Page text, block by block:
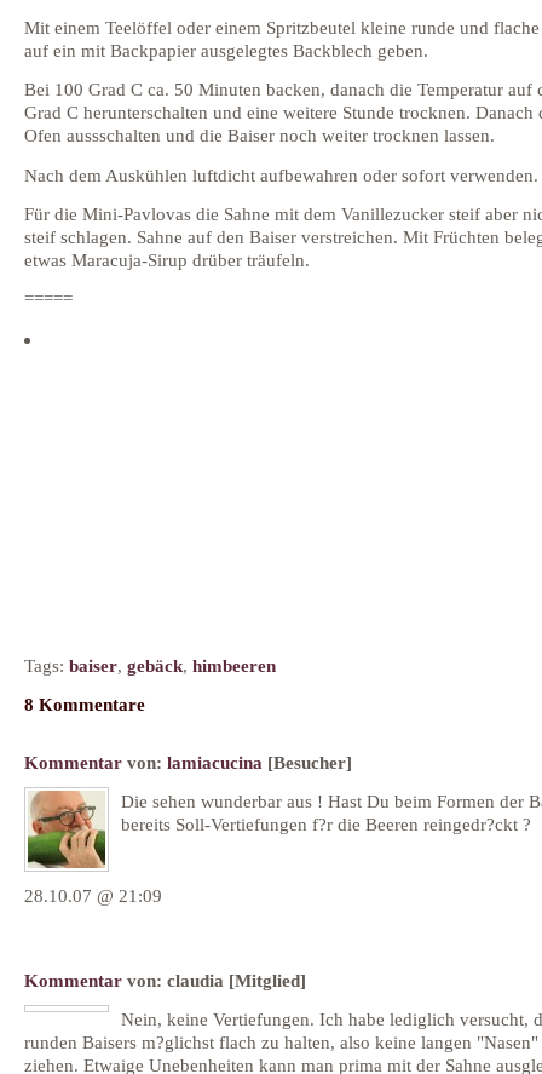
Mit einem Teelöffel oder einem Spritzbeutel kleine runde und
auf ein mit Backpapier ausgelegtes Backblech geben.
Bei 100 Grad C ca. 50 Minuten backen, danach die Temperatur auf
Grad C herunterschalten und eine weitere Stunde trocknen. Danach
Ofen aussschalten und die Baiser noch weiter trocknen lassen.
Nach dem Auskühlen luftdicht aufbewahren oder sofort verwenden.
Für die Mini-Pavlovas die Sahne mit dem Vanillezucker steif aber
steif schlagen. Sahne auf den Baiser verstreichen. Mit Früchten
etwas Maracuja-Sirup drüber träufeln.
=====
Tags: baiser, gebäck, himbeeren
8 Kommentare
Kommentar von: lamiacucina [Besucher]
Die sehen wunderbar aus ! Hast Du beim Formen der
bereits Soll-Vertiefungen f?r die Beeren reingedr?ckt ?
28.10.07 @ 21:09
Kommentar von: claudia [Mitglied]
Nein, keine Vertiefungen. Ich habe lediglich versucht,
runden Baisers m?glichst flach zu halten, also keine langen
ziehen. Etwaige Unebenheiten kann man prima mit der Sahne